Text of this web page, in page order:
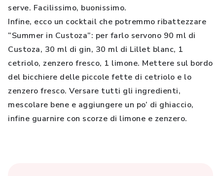
serve. Facilissimo, buonissimo.
Infine, ecco un cocktail che potremmo ribattezzare
“Summer in Custoza”: per farlo servono 90 ml di
Custoza, 30 ml di gin, 30 ml di Lillet blanc, 1
cetriolo, zenzero fresco, 1 limone. Mettere sul bordo
del bicchiere delle piccole fette di cetriolo e lo
zenzero fresco. Versare tutti gli ingredienti,
mescolare bene e aggiungere un po’ di ghiaccio,
infine guarnire con scorze di limone e zenzero.